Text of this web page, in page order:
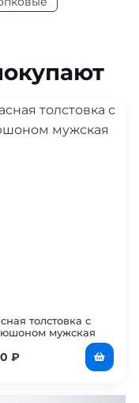
толстовка с
мужская
₽